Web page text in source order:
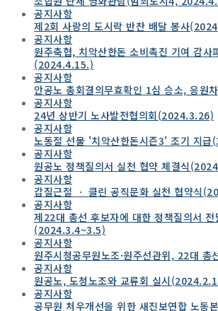
공지사항
제2회 사랑의 도시락 반찬 배달 봉사
공지사항
원주축협, 치악산한돈 소비촉진 기여 감사
(2024.4.15.)
공지사항
안공노 총회결의무효확인 1심 승소, 응원
공지사항
24년 상반기 노사발전협의회(2024.3.26)
공지사항
노동절 선물 '치악산한돈시즌3' 조기 지
공지사항
원공노 정책질의서 실천 협약 체결식
공지사항
갑질근절 ㆍ 클린 공직문화 실천 협약식
공지사항
제22대 총선 후보자에 대한 정책질의서
(2024.3.4~3.5)
공지사항
원주시청공무원노조·원주선관위, 22대 총
공지사항
원공노, 도청노조와 교류회 실시
공지사항
공무원 처우개선을 위한 새진보연합 노동